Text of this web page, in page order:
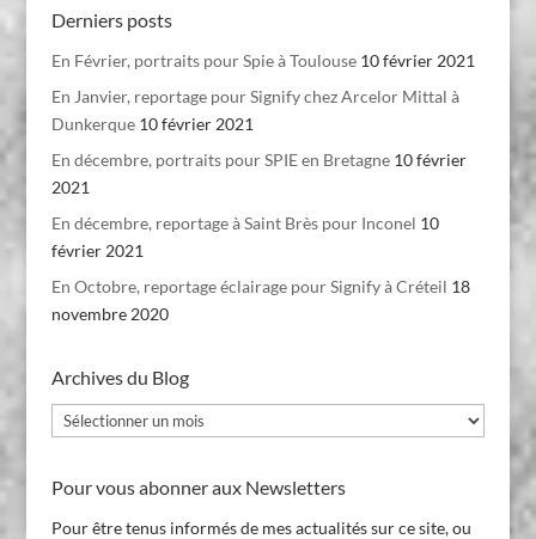
Derniers posts
En Février, portraits pour Spie à Toulouse 10 février 2021
En Janvier, reportage pour Signify chez Arcelor Mittal à
Dunkerque 10 février 2021
En décembre, portraits pour SPIE en Bretagne 10 février
2021
En décembre, reportage à Saint Brès pour Inconel 10
février 2021
En Octobre, reportage éclairage pour Signify à Créteil 18
novembre 2020
Archives du Blog
Archives
du
Pour vous abonner aux Newsletters
Pour être tenus informés de mes actualités sur ce site, ou